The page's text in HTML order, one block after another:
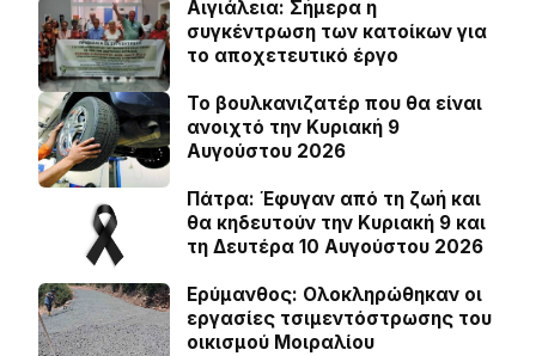
Αιγιάλεια: Σήμερα η
συγκέντρωση των κατοίκων για
το αποχετευτικό έργο
Το βουλκανιζατέρ που θα είναι
ανοιχτό την Κυριακή 9
Αυγούστου 2026
Πάτρα: Έφυγαν από τη ζωή και
θα κηδευτούν την Κυριακή 9 και
τη Δευτέρα 10 Αυγούστου 2026
Ερύμανθος: Ολοκληρώθηκαν οι
εργασίες τσιμεντόστρωσης του
οικισμού Μοιραλίου